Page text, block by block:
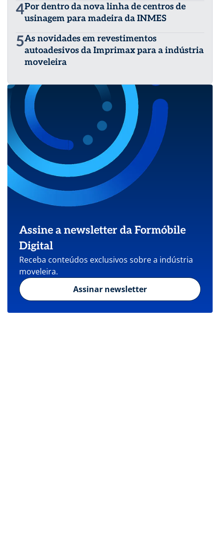
4Por dentro da nova linha de centros de
usinagem para madeira da INMES
5As novidades em revestimentos
autoadesivos da Imprimax para a indústria
moveleira
Assine a newsletter da Formóbile
Digital
Receba conteúdos exclusivos sobre a indústria
moveleira.
Assinar newsletter